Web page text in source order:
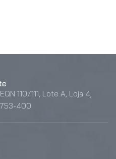
110/111, Lote A, Loja 4,
400